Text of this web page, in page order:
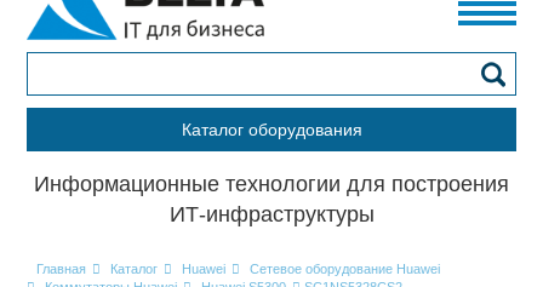
Каталог оборудования
Информационные технологии для построения
ИТ-инфраструктуры
Главная Каталог Huawei
Сетевое оборудование Huawei